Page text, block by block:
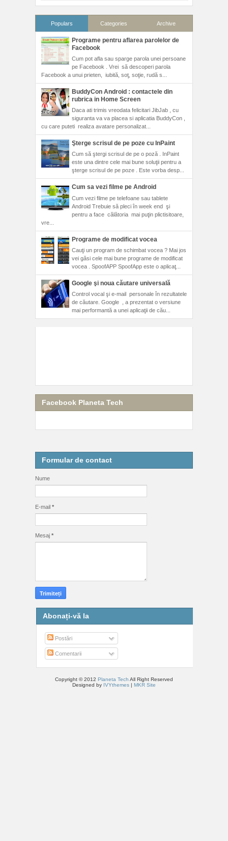
Populars Categories Archive
Programe pentru aflarea parolelor de
Facebook
Cum pot afla sau sparge parola unei persoane
pe Facebook . Vrei să descoperi parola
Facebook a unui prieten, iubită, soţ, soţie, rudă s...
BuddyCon Android : contactele din
rubrica in Home Screen
Daca ati trimis vreodata felicitari JibJab , cu
siguranta va va placea si aplicatia BuddyCon ,
cu care puteti realiza avatare personalizat...
Şterge scrisul de pe poze cu InPaint
Cum să ştergi scrisul de pe o poză . InPaint
este una dintre cele mai bune soluţii pentru a
şterge scrisul de pe poze . Este vorba desp...
Cum sa vezi filme pe Android
Cum vezi filme pe telefoane sau tablete
Android Trebuie să pleci în week end şi
pentru a face călătoria mai puţin plictisitoare,
vre...
Programe de modificat vocea
Cauţi un program de schimbat vocea ? Mai jos
vei găsi cele mai bune programe de modificat
vocea . SpoofAPP SpoofApp este o aplicaţ...
Google şi noua căutare universală
Control vocal şi e-mail personale în rezultatele
de căutare. Google , a prezentat o versiune
mai performantă a unei aplicaţii de cău...
Facebook Planeta Tech
Formular de contact
Nume
E-mail *
Mesaj *
Abonați-vă la
Postări
Comentarii
Copyright © 2012 Planeta Tech All Right Reserved
Designed by IVYthemes | MKR Site